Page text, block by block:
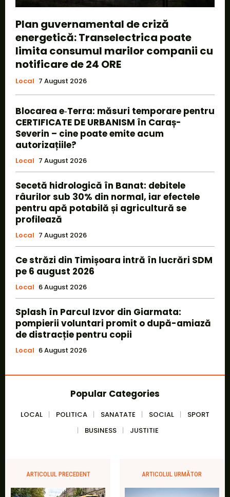
Plan guvernamental de criză
energetică: Transelectrica poate
limita consumul marilor companii cu
notificare de 24 ORE
Local 7 August 2026
Blocarea e‑Terra: măsuri temporare pentru
CERTIFICATE DE URBANISM în Caraș-
Severin – cine poate emite acum
autorizațiile?
Local 7 August 2026
Secetă hidrologică în Banat: debitele
râurilor sub 30% din normal, iar efectele
pentru apă potabilă și agricultură se
profilează
Local 7 August 2026
Ce străzi din Timișoara intră în lucrări SDM
pe 6 august 2026
Local 6 August 2026
Splash în Parcul Izvor din Giarmata:
pompierii voluntari promit o după-amiază
de distracție pentru copii
Local 6 August 2026
Popular Categories
LOCAL POLITICA SANATATE SOCIAL
SPORT
BUSINESS
JUSTITIE
ARTICOLUL PRECEDENT ARTICOLUL URMĂTOR